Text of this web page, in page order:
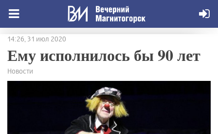
14:26, 31 июл 2020
Ему исполнилось бы 90 лет
Новости